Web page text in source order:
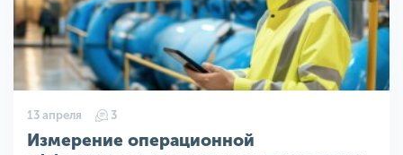
13 апреля 3
Измерение операционной